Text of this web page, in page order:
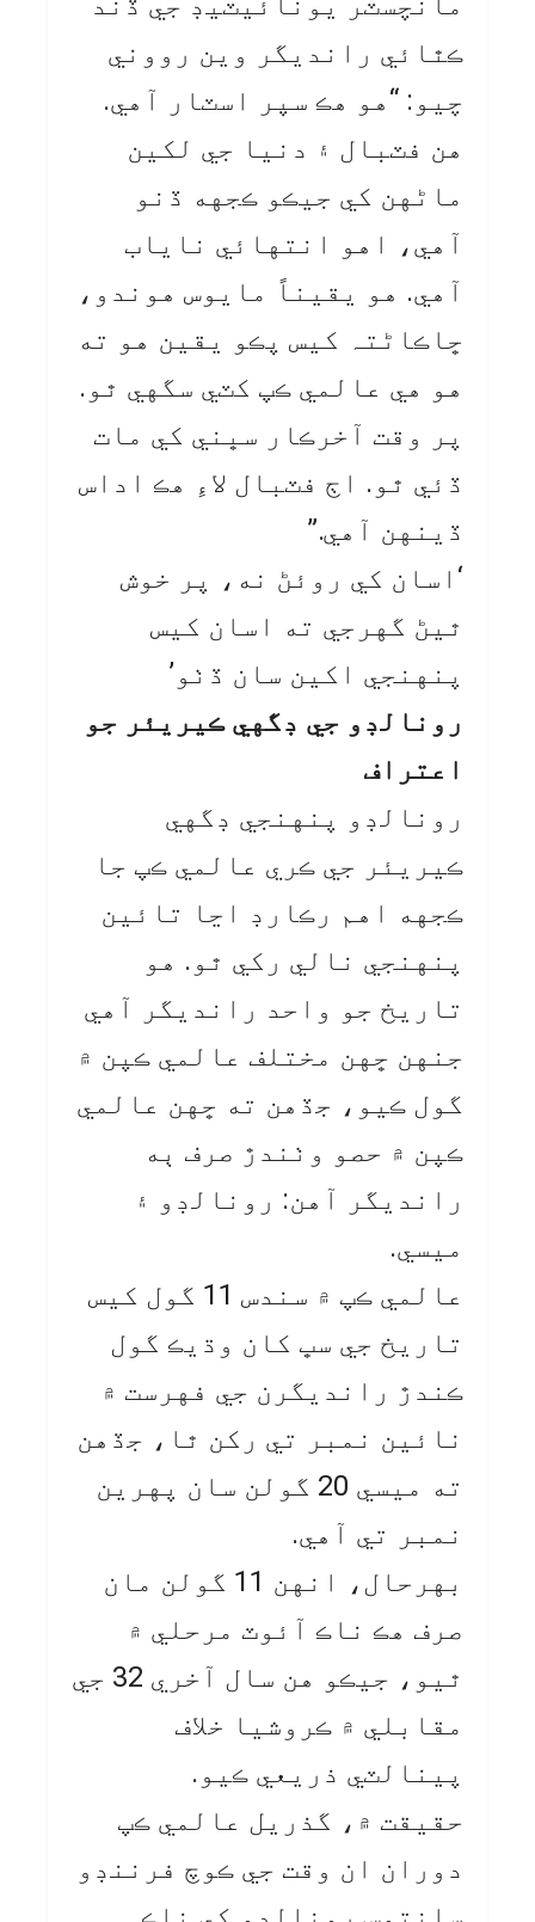
ڪٿائي رانديگر وين رووني
چيو: “هو هڪ سپر اسٽار آهي.
هن فٽبال ۽ دنيا جي لکين
ماڻهن کي جيڪو ڪجهه ڏنو
آهي، اهو انتهائي ناياب
آهي. هو يقيناً مايوس هوندو،
ڇاڪاڻ⁠تہ کيس پڪو يقين هو ته
هو هي عالمي ڪپ کٽي سگهي ٿو.
پر وقت آخرڪار سڀني کي مات
ڏئي ٿو. اڄ فٽبال لاءِ هڪ اداس
ڏينهن آهي.”
‘اسان کي روئڻ نه، پر خوش
ٿيڻ گهرجي ته اسان کيس
پنهنجي اکين سان ڏٺو’
رونالڊو جي ڊگهي ڪيريئر جو
اعتراف
رونالڊو پنهنجي ڊگهي
ڪيريئر جي ڪري عالمي ڪپ جا
ڪجهه اهم رڪارڊ اڃا تائين
پنهنجي نالي رکي ٿو. هو
تاريخ جو واحد رانديگر آهي
جنهن ڇهن مختلف عالمي ڪپن ۾
گول ڪيو، جڏهن ته ڇهن عالمي
ڪپن ۾ حصو وٺندڙ صرف ٻه
رانديگر آهن: رونالڊو ۽
ميسي.
عالمي ڪپ ۾ سندس 11 گول کيس
تاريخ جي سڀ کان وڌيڪ گول
ڪندڙ رانديگرن جي فهرست ۾
نائين نمبر تي رکن ٿا، جڏهن
ته ميسي 20 گولن سان پهرين
نمبر تي آهي.
بهرحال، انهن 11 گولن مان
صرف هڪ ناڪ آئوٽ مرحلي ۾
ٿيو، جيڪو هن سال آخري 32 جي
مقابلي ۾ ڪروشيا خلاف
پينالٽي ذريعي ڪيو.
حقيقت ۾، گذريل عالمي ڪپ
دوران ان وقت جي ڪوچ فرننڊو